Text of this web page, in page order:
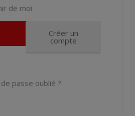
de moi
Créer un
compte
passe oublié ?